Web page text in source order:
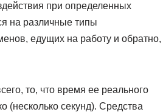
при определенных
на различные типы
едущих на работу и обратно,
то, что время ее реального
(несколько секунд). Средства